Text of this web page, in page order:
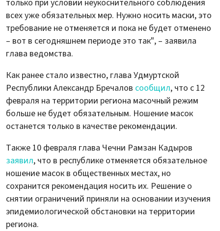
только при условии неукоснительного соблюдения
всех уже обязательных мер. Нужно носить маски, это
требование не отменяется и пока не будет отменено
– вот в сегодняшнем периоде это так", – заявила
глава ведомства.
Как ранее стало известно, глава Удмуртской
Республики Александр Бречалов сообщил, что с 12
февраля на территории региона масочный режим
больше не будет обязательным. Ношение масок
останется только в качестве рекомендации.
Также 10 февраля глава Чечни Рамзан Кадыров
заявил, что в республике отменяется обязательное
ношение масок в общественных местах, но
сохранится рекомендация носить их. Решение о
снятии ограничений приняли на основании изучения
эпидемиологической обстановки на территории
региона.